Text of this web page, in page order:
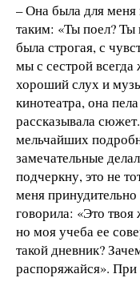
– Она была для
таким: «Ты поел?
была строгая, с
мы с сестрой
хороший слух и
кинотеатра, она
рассказывала
мельчайших
замечательные
подчеркну, это не
меня
говорила: «Это
но моя учеба ее
такой дневник?
распоряжайся».